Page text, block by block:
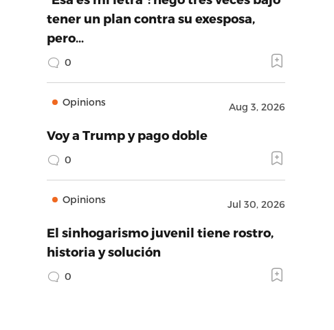
tener un plan contra su exesposa,
pero…
0
Opinions Aug 3, 2026
Voy a Trump y pago doble
0
Opinions Jul 30, 2026
El sinhogarismo juvenil tiene rostro,
historia y solución
0